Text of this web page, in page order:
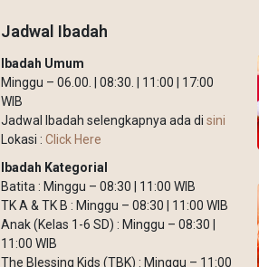
Jadwal Ibadah
Ibadah Umum
Minggu – 06.00. | 08:30. | 11:00 | 17:00
WIB
Jadwal Ibadah selengkapnya ada di sini
Lokasi : Click Here
Ibadah Kategorial
Batita : Minggu – 08:30 | 11:00 WIB
TK A & TK B : Minggu – 08:30 | 11:00 WIB
Anak (Kelas 1-6 SD) : Minggu – 08:30 |
11:00 WIB
The Blessing Kids (TBK) : Minggu – 11:00